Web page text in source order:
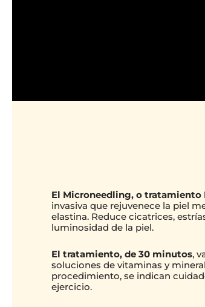
El Microneedling, o tratamiento
invasiva que rejuvenece la piel
elastina. Reduce cicatrices,
luminosidad de la piel.
El tratamiento, de 30 minutos,
soluciones de vitaminas y
procedimiento, se indican
ejercicio.